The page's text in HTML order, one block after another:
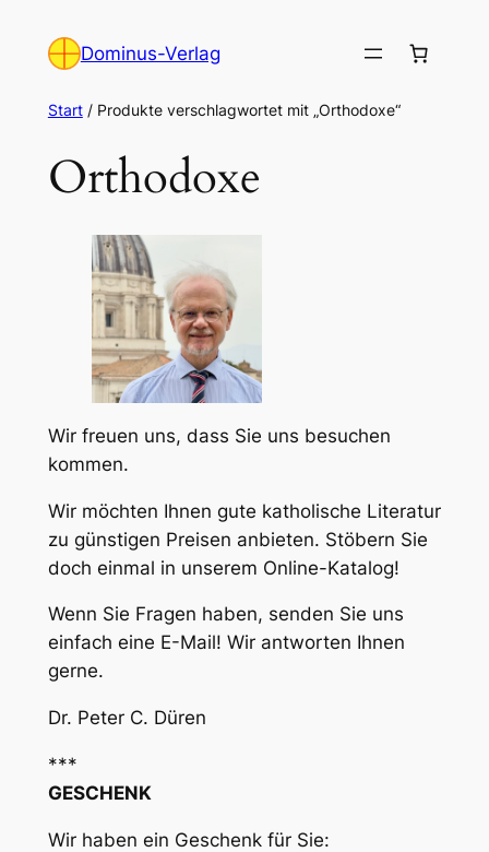
Inhalt
Dominus-Verlag
Start/ Produkte verschlagwortet mit „Orthodoxe“
Orthodoxe
Wir freuen uns, dass Sie uns besuchen
kommen.
Wir möchten Ihnen gute katholische Literatur
zu günstigen Preisen anbieten. Stöbern Sie
doch einmal in unserem Online-Katalog!
Wenn Sie Fragen haben, senden Sie uns
einfach eine E-Mail! Wir antworten Ihnen
gerne.
Dr. Peter C. Düren
***
GESCHENK
Wir haben ein Geschenk für Sie: